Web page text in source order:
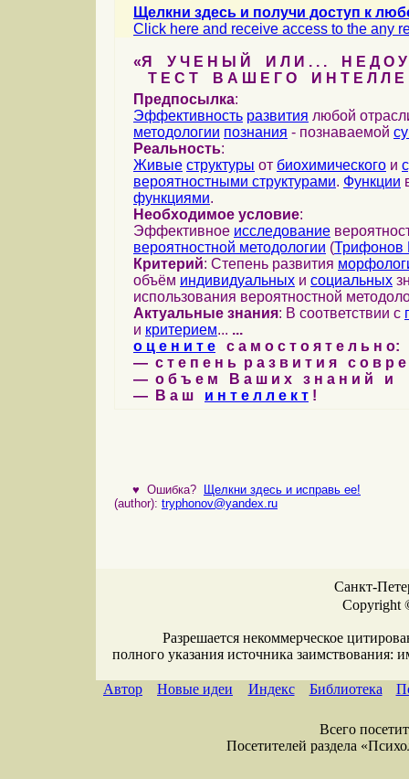
Щелкни здесь и получи доступ к
Click here and receive access to the any
«Я У Ч Е Н Ы Й И Л И . . . Н Е Д О У
Т Е С Т В А Ш Е Г О И Н Т Е Л Л Е
Предпосылка:
Эффективность развития любой
методологии познания - познаваемой
Реальность:
Живые структуры от биохимического и
вероятностными структурами. Функции
функциями.
Необходимое условие:
Эффективное исследование
вероятностной методологии (Трифонов
Критерий: Степень развития
объём индивидуальных и социальных
использования вероятностной
Актуальные знания: В соответствии с
и критерием... ...
о ц е н и т е с а м о с т о я т е л ь н о:
— с т е п е н ь р а з в и т и я с о в р
— о б ъ е м В а ш и х з н а н и й и
— В а ш и н т е л л е к т !
♥ Ошибка?
Щелкни здесь и исправь ее!
(author): tryphonov@yandex.ru
Санкт-
Copyright
Разрешается некоммерческое
полного указания источника заимствования:
Автор Новые идеи Индекс Библиотека
Всего
Посетителей раздела